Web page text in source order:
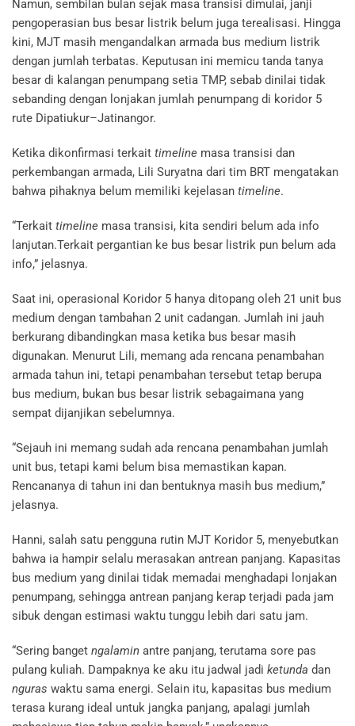
Namun, sembilan bulan sejak masa transisi dimulai, janji
pengoperasian bus besar listrik belum juga terealisasi. Hingga
kini, MJT masih mengandalkan armada bus medium listrik
dengan jumlah terbatas. Keputusan ini memicu tanda tanya
besar di kalangan penumpang setia TMP, sebab dinilai tidak
sebanding dengan lonjakan jumlah penumpang di koridor 5
rute Dipatiukur–Jatinangor.
Ketika dikonfirmasi terkait timeline masa transisi dan
perkembangan armada, Lili Suryatna dari tim BRT mengatakan
bahwa pihaknya belum memiliki kejelasan timeline.
“Terkait timeline masa transisi, kita sendiri belum ada info
lanjutan.Terkait pergantian ke bus besar listrik pun belum ada
info,” jelasnya.
Saat ini, operasional Koridor 5 hanya ditopang oleh 21 unit bus
medium dengan tambahan 2 unit cadangan. Jumlah ini jauh
berkurang dibandingkan masa ketika bus besar masih
digunakan. Menurut Lili, memang ada rencana penambahan
armada tahun ini, tetapi penambahan tersebut tetap berupa
bus medium, bukan bus besar listrik sebagaimana yang
sempat dijanjikan sebelumnya.
“Sejauh ini memang sudah ada rencana penambahan jumlah
unit bus, tetapi kami belum bisa memastikan kapan.
Rencananya di tahun ini dan bentuknya masih bus medium,”
jelasnya.
Hanni, salah satu pengguna rutin MJT Koridor 5, menyebutkan
bahwa ia hampir selalu merasakan antrean panjang. Kapasitas
bus medium yang dinilai tidak memadai menghadapi lonjakan
penumpang, sehingga antrean panjang kerap terjadi pada jam
sibuk dengan estimasi waktu tunggu lebih dari satu jam.
“Sering banget ngalamin antre panjang, terutama sore pas
pulang kuliah. Dampaknya ke aku itu jadwal jadi ketunda dan
nguras waktu sama energi. Selain itu, kapasitas bus medium
terasa kurang ideal untuk jangka panjang, apalagi jumlah